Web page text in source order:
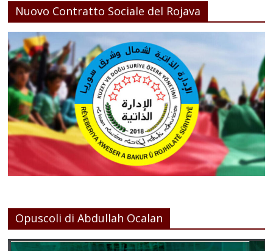
Nuovo Contratto Sociale del Rojava
Opuscoli di Abdullah Ocalan